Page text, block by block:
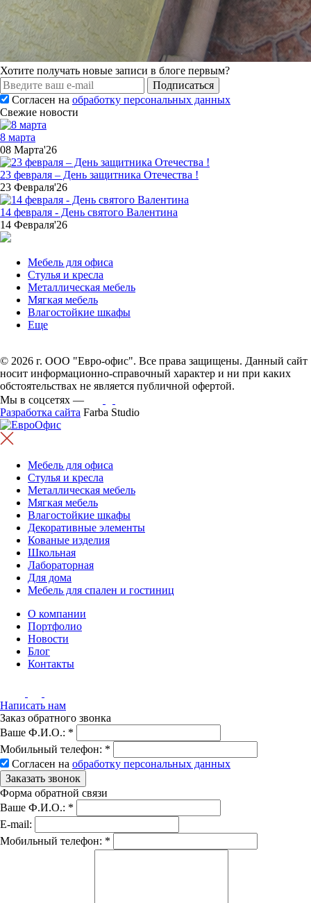
Хотите получать новые записи в блоге первым?
Подписаться
Согласен на обработку персональных данных
Свежие новости
8 марта
08 Марта'26
23 февраля – День защитника Отечества !
23 Февраля'26
14 февраля - День святого Валентина
14 Февраля'26
Мебель для офиса
Стулья и кресла
Металлическая мебель
Мягкая мебель
Влагостойкие шкафы
Еще
© 2026 г. ООО "Евро-офис". Все права защищены. Данный сайт
носит информационно-справочный характер и ни при каких
обстоятельствах не является публичной офертой.
Мы в соцсетях —
Разработка сайта Farba Studio
Мебель для офиса
Стулья и кресла
Металлическая мебель
Мягкая мебель
Влагостойкие шкафы
Декоративные элементы
Кованые изделия
Школьная
Лабораторная
Для дома
Мебель для спален и гостиниц
О компании
Портфолио
Новости
Блог
Контакты
Написать нам
Заказ обратного звонка
Ваше Ф.И.О.: *
Мобильный телефон: *
Согласен на обработку персональных данных
Заказать звонок
Форма обратной связи
Ваше Ф.И.О.: *
E-mail:
Мобильный телефон: *